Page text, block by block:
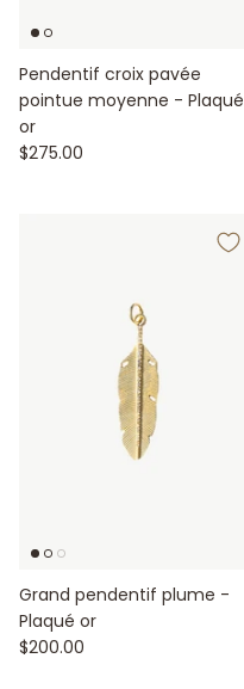
Pendentif croix pavée
pointue moyenne - Plaqué
or
$275.00
Grand pendentif plume -
Plaqué or
$200.00